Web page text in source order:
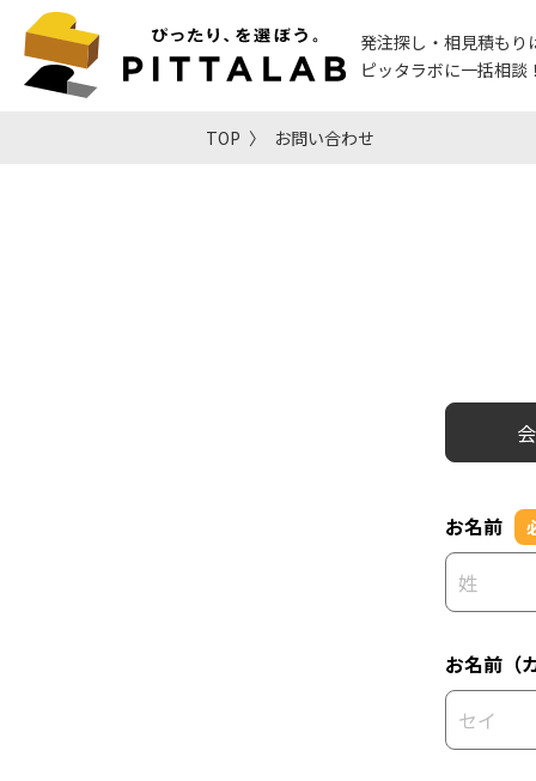
発注探し・相見積もり
ピッタラボに一括相談
TOP お問い合わせ
お名前
お名前（